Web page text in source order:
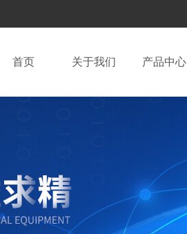
首页 关于我们 产品中心